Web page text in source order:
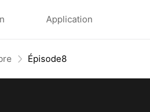
Application
Épisode8